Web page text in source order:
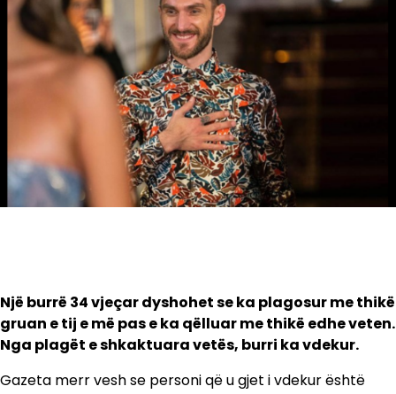
Një burrë 34 vjeçar dyshohet se ka plagosur me thikë
gruan e tij e më pas e ka qëlluar me thikë edhe veten.
Nga plagët e shkaktuara vetës, burri ka vdekur.
Gazeta merr vesh se personi që u gjet i vdekur është